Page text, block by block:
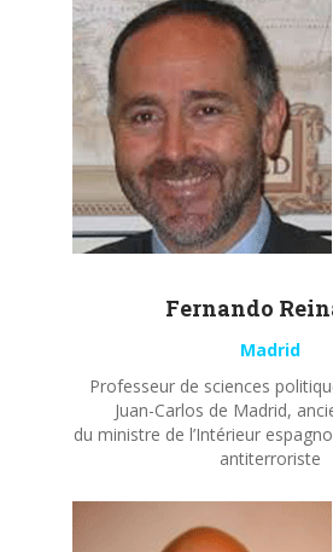
Fernando
Madrid
Professeur de sciences
Juan-Carlos de Madrid,
du ministre de l’Intérieur
antiterroriste